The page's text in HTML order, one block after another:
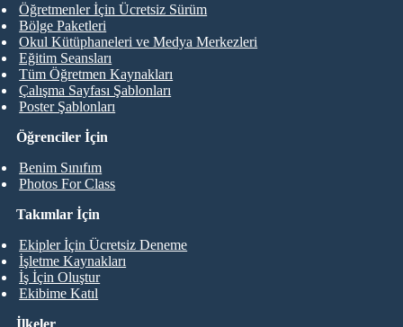
Öğrenciler İçin
Benim Sınıfım
Photos For Class
Öğretmenler İçin Ücretsiz Sürüm
Bölge Paketleri
Okul Kütüphaneleri ve Medya Merkezleri
Eğitim Seansları
Tüm Öğretmen Kaynakları
Çalışma Sayfası Şablonları
Poster Şablonları
Takımlar İçin
Ekipler İçin Ücretsiz Deneme
İşletme Kaynakları
İş İçin Oluştur
Ekibime Katıl
İlkeler